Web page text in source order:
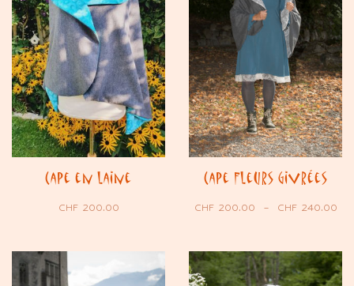
Cape en laine
CHF200.00
Cape Fleurs Givrées
CHF200.00 – CHF240.00